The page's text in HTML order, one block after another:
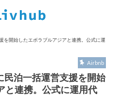
開始したエボラブルアジアと連携。公式に運
Airbnb
民泊一括運営支援を開始
と連携。公式に運用代